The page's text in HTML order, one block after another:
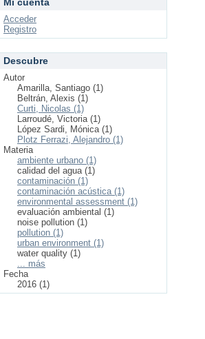
Acceder
Registro
Descubre
Autor
Amarilla, Santiago (1)
Beltrán, Alexis (1)
Curti, Nicolas (1)
Larroudé, Victoria (1)
López Sardi, Mónica (1)
Plotz Ferrazi, Alejandro (1)
Materia
ambiente urbano (1)
calidad del agua (1)
contaminación (1)
contaminación acústica (1)
environmental assessment (1)
evaluación ambiental (1)
noise pollution (1)
pollution (1)
urban environment (1)
water quality (1)
... más
Fecha
2016 (1)